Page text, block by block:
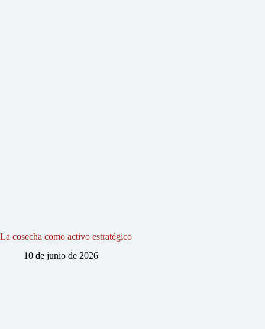
La cosecha como activo estratégico
10 de junio de 2026